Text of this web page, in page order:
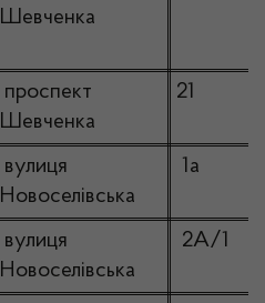
Шевченка
проспект
Шевченка
21
вулиця
Новоселівська
1а
вулиця
Новоселівська
2А/1